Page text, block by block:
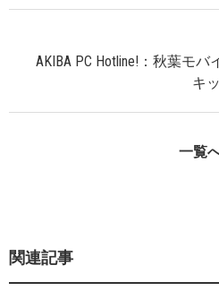
AKIBA PC Hotline!：秋葉モ
キ
一覧
関連記事